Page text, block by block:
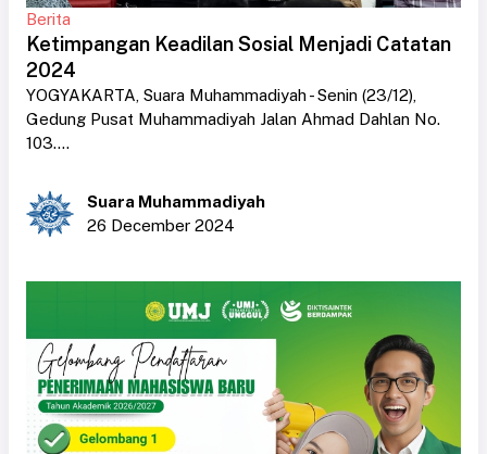
Berita
Ketimpangan Keadilan Sosial Menjadi Catatan
2024
YOGYAKARTA, Suara Muhammadiyah - Senin (23/12),
Gedung Pusat Muhammadiyah Jalan Ahmad Dahlan No.
103....
Suara Muhammadiyah
26 December 2024